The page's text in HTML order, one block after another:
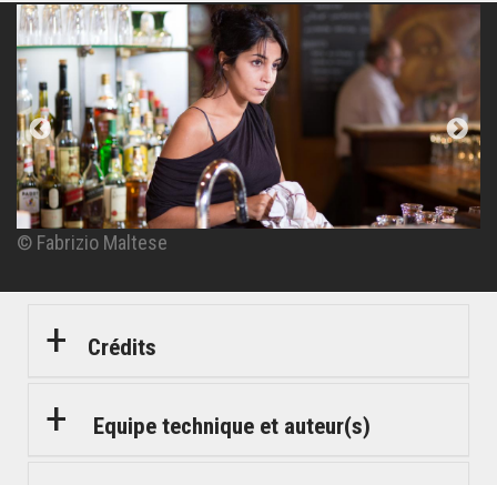
© Fabrizio Maltese
© Fabrizio Maltese
© Fabrizio Maltese
© Fabrizio Maltese
© Fabrizio Maltese
Crédits
Equipe technique et auteur(s)